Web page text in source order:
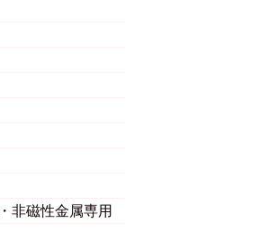
非磁性金属専用